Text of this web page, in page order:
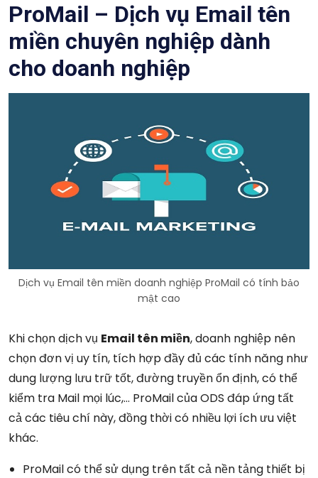
ProMail – Dịch vụ Email tên
miền chuyên nghiệp dành
cho doanh nghiệp
Dịch vụ Email tên miền doanh nghiệp ProMail có tính bảo
mật cao
Khi chọn dịch vụ Email tên miền, doanh nghiệp nên
chọn đơn vị uy tín, tích hợp đầy đủ các tính năng như
dung lượng lưu trữ tốt, đường truyền ổn định, có thể
kiểm tra Mail mọi lúc,… ProMail của ODS đáp ứng tất
cả các tiêu chí này, đồng thời có nhiều lợi ích ưu việt
khác.
ProMail có thể sử dụng trên tất cả nền tảng thiết bị